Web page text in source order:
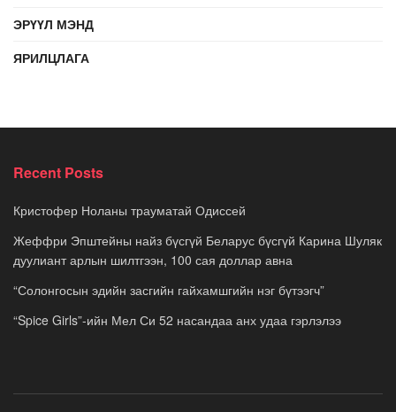
ЭРҮҮЛ МЭНД
ЯРИЛЦЛАГА
Recent Posts
Кристофер Ноланы трауматай Одиссей
Жеффри Эпштейны найз бүсгүй Беларус бүсгүй Карина Шуляк
дуулиант арлын шилтгээн, 100 сая доллар авна
“Солонгосын эдийн засгийн гайхамшгийн нэг бүтээгч”
“Spice Girls”-ийн Мел Си 52 насандаа анх удаа гэрлэлээ